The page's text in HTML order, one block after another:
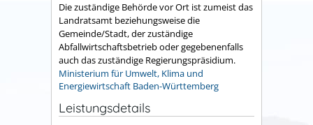
Die zuständige Behörde vor Ort ist zumeist das
Landratsamt beziehungsweise die
Gemeinde/Stadt, der zuständige
Abfallwirtschaftsbetrieb oder gegebenenfalls
auch das zuständige Regierungspräsidium.
Ministerium für Umwelt, Klima und
Energiewirtschaft Baden-Württemberg
Leistungsdetails